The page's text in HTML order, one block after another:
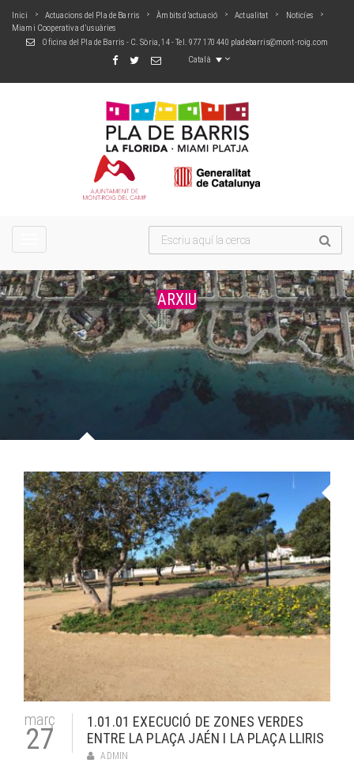
Inici Actuacions del Pla de Barris Àmbits d’actuació Actualitat
Noticíes
Miami Cooperativa d’usuàries
Oficina del Pla de Barris - C. Sòria, 14 - Tel. 977 170 440 pladebarris@mont-roig.com
Català
ARXIU
març
27
1.01.01 EXECUCIÓ DE ZONES VERDES
ENTRE LA PLAÇA JAÉN I LA PLAÇA LLIRIS
ADMIN